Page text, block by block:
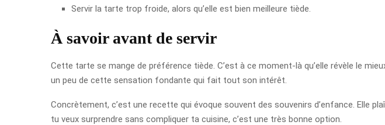
Servir la tarte trop froide, alors qu’elle est bien meilleure tiède.
À savoir avant de servir
Cette tarte se mange de préférence tiède. C’est à ce moment-là qu’elle révèle le
un peu de cette sensation fondante qui fait tout son intérêt.
Concrètement, c’est une recette qui évoque souvent des souvenirs d’enfance. Elle
tu veux surprendre sans compliquer ta cuisine, c’est une très bonne option.